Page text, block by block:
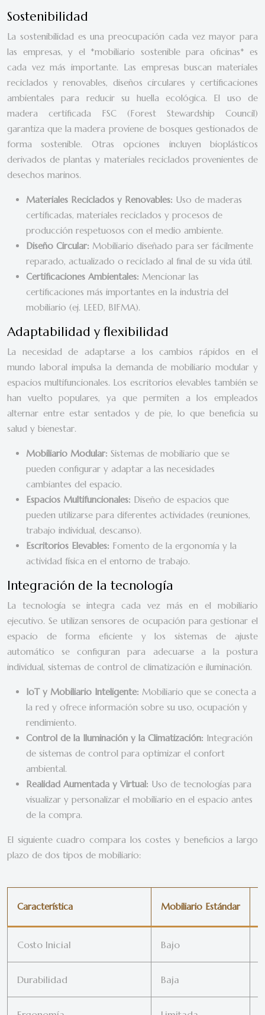
Sostenibilidad
La sostenibilidad es una preocupación cada vez mayor para
las empresas, y el *mobiliario sostenible para oficinas* es
cada vez más importante. Las empresas buscan materiales
reciclados y renovables, diseños circulares y certificaciones
ambientales para reducir su huella ecológica. El uso de
madera certificada FSC (Forest Stewardship Council)
garantiza que la madera proviene de bosques gestionados de
forma sostenible. Otras opciones incluyen bioplásticos
derivados de plantas y materiales reciclados provenientes de
desechos marinos.
Materiales Reciclados y Renovables: Uso de maderas
certificadas, materiales reciclados y procesos de
producción respetuosos con el medio ambiente.
Diseño Circular: Mobiliario diseñado para ser fácilmente
reparado, actualizado o reciclado al final de su vida útil.
Certificaciones Ambientales: Mencionar las
certificaciones más importantes en la industria del
mobiliario (ej. LEED, BIFMA).
Adaptabilidad y flexibilidad
La necesidad de adaptarse a los cambios rápidos en el
mundo laboral impulsa la demanda de mobiliario modular y
espacios multifuncionales. Los escritorios elevables también se
han vuelto populares, ya que permiten a los empleados
alternar entre estar sentados y de pie, lo que beneficia su
salud y bienestar.
Mobiliario Modular: Sistemas de mobiliario que se
pueden configurar y adaptar a las necesidades
cambiantes del espacio.
Espacios Multifuncionales: Diseño de espacios que
pueden utilizarse para diferentes actividades (reuniones,
trabajo individual, descanso).
Escritorios Elevables: Fomento de la ergonomía y la
actividad física en el entorno de trabajo.
Integración de la tecnología
La tecnología se integra cada vez más en el mobiliario
ejecutivo. Se utilizan sensores de ocupación para gestionar el
espacio de forma eficiente y los sistemas de ajuste
automático se configuran para adecuarse a la postura
individual, sistemas de control de climatización e iluminación.
IoT y Mobiliario Inteligente: Mobiliario que se conecta a
la red y ofrece información sobre su uso, ocupación y
rendimiento.
Control de la Iluminación y la Climatización: Integración
de sistemas de control para optimizar el confort
ambiental.
Realidad Aumentada y Virtual: Uso de tecnologías para
visualizar y personalizar el mobiliario en el espacio antes
de la compra.
El siguiente cuadro compara los costes y beneficios a largo
plazo de dos tipos de mobiliario:
Característica Mobiliario Estándar
Costo Inicial Bajo
Durabilidad Baja